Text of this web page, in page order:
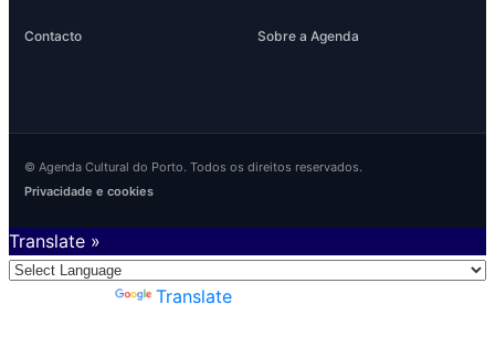
Contacto Sobre a Agenda
© Agenda Cultural do Porto. Todos os direitos reservados.
Privacidade e cookies
Translate »
Translate